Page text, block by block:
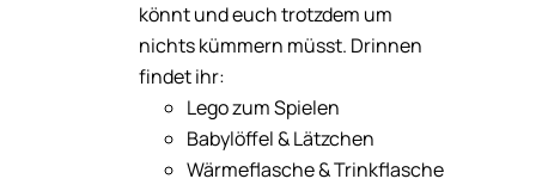
könnt und euch trotzdem um
nichts kümmern müsst. Drinnen
findet ihr:
Lego zum Spielen
Babylöffel & Lätzchen
Wärmeflasche & Trinkflasche